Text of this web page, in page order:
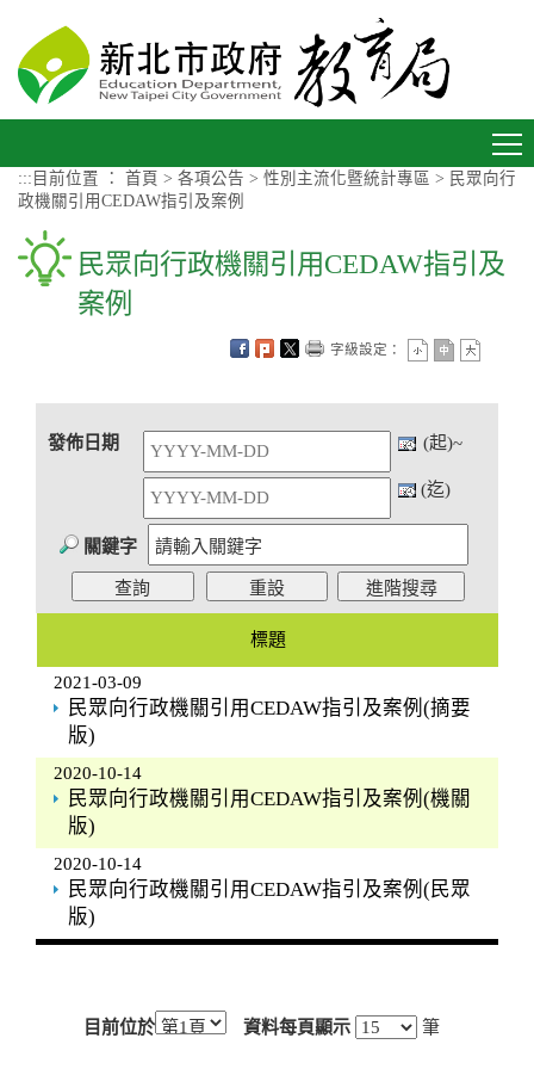
::: 目前位置 ： 首頁 > 各項公告 > 性別主流化暨統計專區 > 民眾向行
政機關引用CEDAW指引及案例
民眾向行政機關引用CEDAW指引及
案例
字級設定：
發佈日期 (起)~
(迄)
關鍵字
標題
民眾向行政機關引用CEDAW指引及案例(摘要
版)
2021-03-09
民眾向行政機關引用CEDAW指引及案例(機關
版)
2020-10-14
民眾向行政機關引用CEDAW指引及案例(民眾
版)
2020-10-14
目前位於 資料每頁顯示 筆